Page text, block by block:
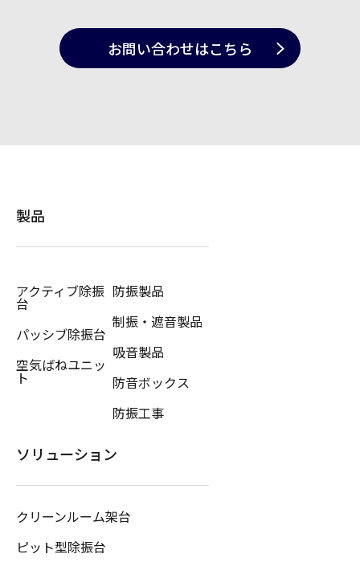
お問い合わせはこちら
製品
アクティブ除振
台
パッシブ除振台
空気ばねユニッ
ト
防振製品
制振・遮音製品
吸音製品
防音ボックス
防振工事
ソリューション
クリーンルーム架台
ピット型除振台